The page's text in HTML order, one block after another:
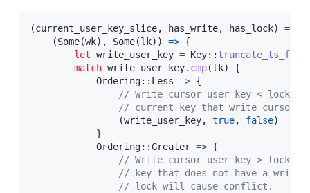
(current_user_key_slice, has_write, has_lock) =
(Some(wk) , Some(lk) ) => {
let write_user_key = Key:: truncate_ts_for
match write_user_key. cmp(lk)
{
Ordering:: Less => {
// Write cursor user key < lock
// current key that write cursor
(write_user_key, true, false)
}
Ordering::Greater => {
// Write cursor user key > lock
// key that does not have a
// lock will cause conflict.